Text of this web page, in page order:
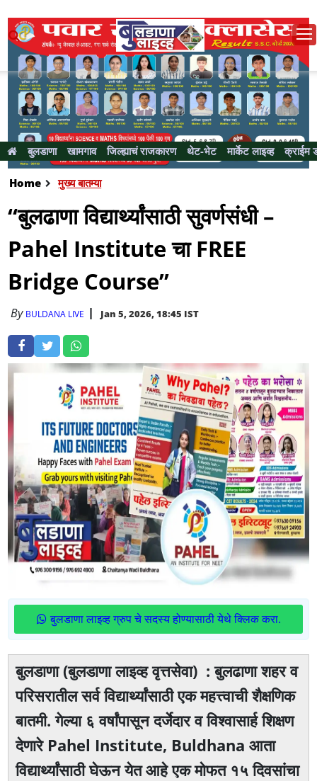
बुलडाणा खामगाव जिल्ह्याचं राजकारण थेट-भेट मार्केट लाइव्ह क्राईम
Home मुख्य बातम्या
“बुलढाणा विद्यार्थ्यांसाठी सुवर्णसंधी –
Pahel Institute चा FREE
Bridge Course”
By BULDANA LIVE Jan 5, 2026, 18:45 IST
बुलडाणा लाइव्ह ग्रुप चे सदस्य होण्यासाठी येथे क्लिक करा.
बुलडाणा (बुलडाणा लाइव्ह वृत्तसेवा) : बुलढाणा शहर व
परिसरातील सर्व विद्यार्थ्यांसाठी एक महत्त्वाची शैक्षणिक
बातमी. गेल्या ६ वर्षांपासून दर्जेदार व विश्वासार्ह शिक्षण
देणारे Pahel Institute, Buldhana आता
विद्यार्थ्यांसाठी घेऊन येत आहे एक मोफत १५ दिवसांचा